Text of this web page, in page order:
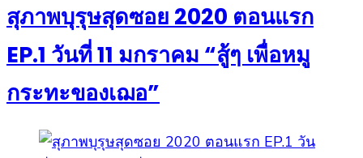
สุภาพบุรุษสุดซอย 2020 ตอนแรก
EP.1 วันที่ 11 มกราคม “สู้ๆ เพื่อหมู
กระทะของเฌอ”